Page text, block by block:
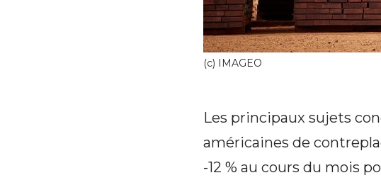
(c) IMAGEO
Les principaux sujets
américaines de
-12 % au cours du mois